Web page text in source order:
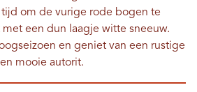
om de vurige rode bogen te
een dun laagje witte sneeuw.
en geniet van een rustige
mooie autorit.